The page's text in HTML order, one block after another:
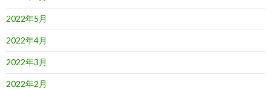
2022年5月
2022年4月
2022年3月
2022年2月